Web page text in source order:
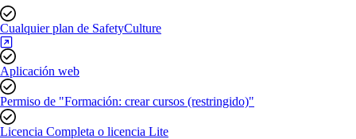
Cualquier plan de SafetyCulture
Aplicación web
Permiso de "Formación: crear cursos (restringido)"
Licencia Completa o licencia Lite